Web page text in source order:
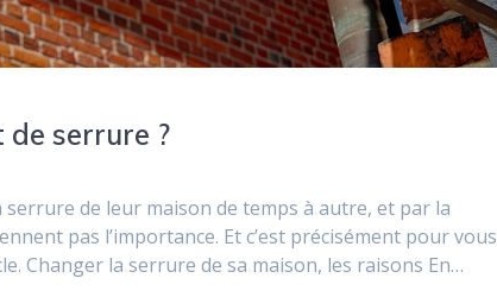
serrure ?
de leur maison de temps à autre, et par la
pas l’importance. Et c’est précisément pour vous
Changer la serrure de sa maison, les raisons En…